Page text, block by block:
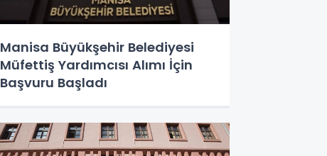
Manisa Büyükşehir Belediyesi
Müfettiş Yardımcısı Alımı İçin
Başvuru Başladı